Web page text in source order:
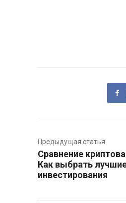
Предыдущая статья
Сравнение
Как выбрать
инвестирования